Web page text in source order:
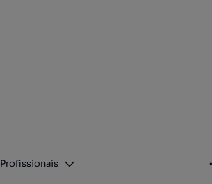
Profissionais